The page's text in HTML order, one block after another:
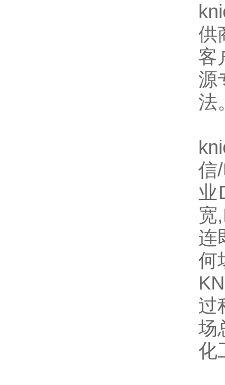
供
客
源
法
信
业
宽
连
何
过
场
化